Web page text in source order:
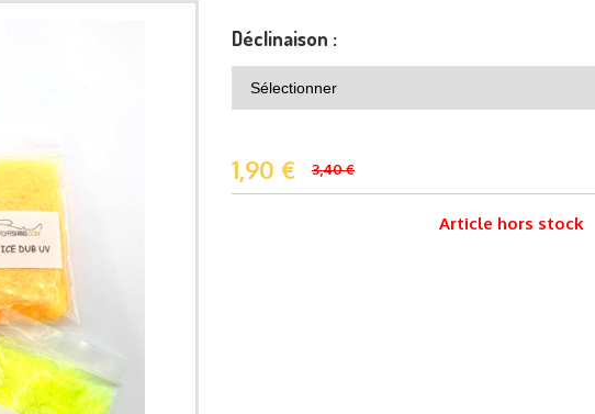
Déclinaison :
1,90 € 3,40 €
Article hors stock